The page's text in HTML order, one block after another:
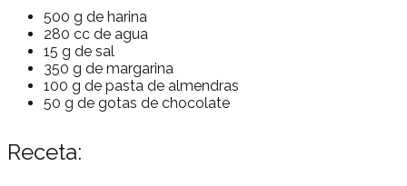
500 g de harina
280 cc de agua
15 g de sal
350 g de margarina
100 g de pasta de almendras
50 g de gotas de chocolate
Receta: